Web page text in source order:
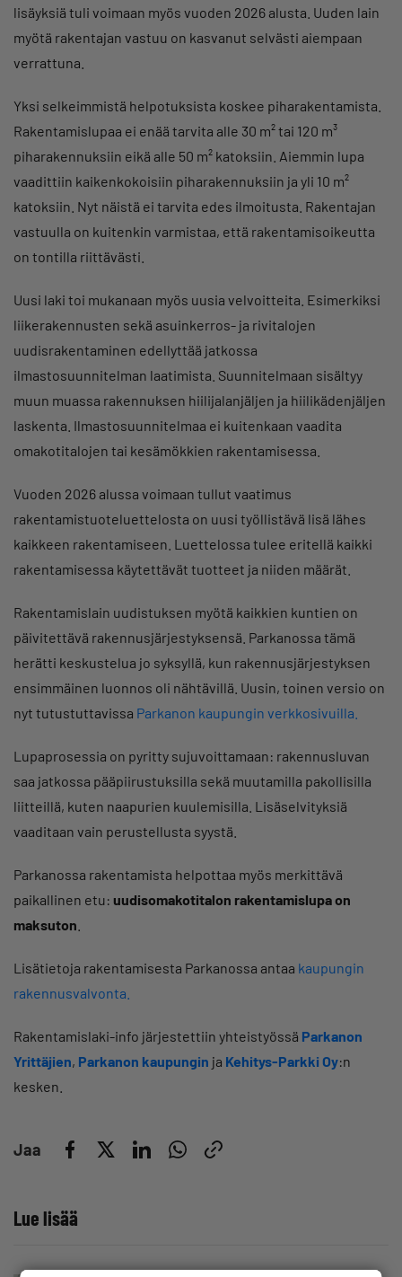
lisäyksiä tuli voimaan myös vuoden 2026 alusta. Uuden lain
myötä rakentajan vastuu on kasvanut selvästi aiempaan
verrattuna.
Yksi selkeimmistä helpotuksista koskee piharakentamista.
Rakentamislupaa ei enää tarvita alle 30 m² tai 120 m³
piharakennuksiin eikä alle 50 m² katoksiin. Aiemmin lupa
vaadittiin kaikenkokoisiin piharakennuksiin ja yli 10 m²
katoksiin. Nyt näistä ei tarvita edes ilmoitusta. Rakentajan
vastuulla on kuitenkin varmistaa, että rakentamisoikeutta
on tontilla riittävästi.
Uusi laki toi mukanaan myös uusia velvoitteita. Esimerkiksi
liikerakennusten sekä asuinkerros- ja rivitalojen
uudisrakentaminen edellyttää jatkossa
ilmastosuunnitelman laatimista. Suunnitelmaan sisältyy
muun muassa rakennuksen hiilijalanjäljen ja hiilikädenjäljen
laskenta. Ilmastosuunnitelmaa ei kuitenkaan vaadita
omakotitalojen tai kesämökkien rakentamisessa.
Vuoden 2026 alussa voimaan tullut vaatimus
rakentamistuoteluettelosta on uusi työllistävä lisä lähes
kaikkeen rakentamiseen. Luettelossa tulee eritellä kaikki
rakentamisessa käytettävät tuotteet ja niiden määrät.
Rakentamislain uudistuksen myötä kaikkien kuntien on
päivitettävä rakennusjärjestyksensä. Parkanossa tämä
herätti keskustelua jo syksyllä, kun rakennusjärjestyksen
ensimmäinen luonnos oli nähtävillä. Uusin, toinen versio on
nyt tutustuttavissa Parkanon kaupungin verkkosivuilla.
Lupaprosessia on pyritty sujuvoittamaan: rakennusluvan
saa jatkossa pääpiirustuksilla sekä muutamilla pakollisilla
liitteillä, kuten naapurien kuulemisilla. Lisäselvityksiä
vaaditaan vain perustellusta syystä.
Parkanossa rakentamista helpottaa myös merkittävä
paikallinen etu: uudisomakotitalon rakentamislupa on
maksuton
Lisätietoja rakentamisesta Parkanossa antaa kaupungin
rakennusvalvonta.
Rakentamislaki-info järjestettiin yhteistyössä Parkanon
Yrittäjien, Parkanon kaupungin ja Kehitys-Parkki Oy:n
kesken.
Jaa
Lue lisää